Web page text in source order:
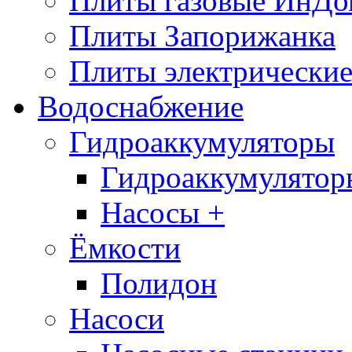
Плиты Запорижанка
Плиты
Водоснабжение
Гидроаккумуляторы
Насосы +
Ёмкости
Полидон
Насоси